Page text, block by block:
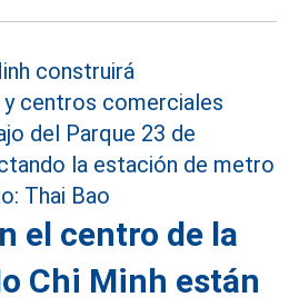
el centro de la
Chi Minh están